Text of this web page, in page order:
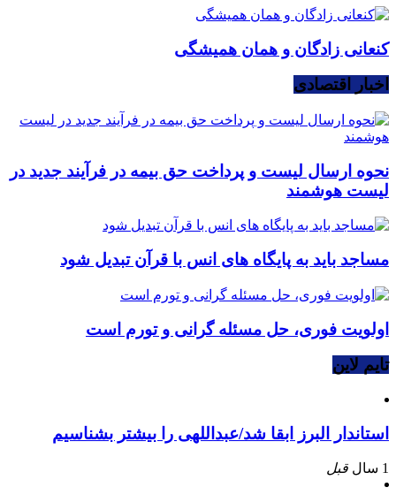
کنعانی زادگان و همان همیشگی
اخبار اقتصادی
نحوه ارسال لیست و پرداخت حق بیمه در فرآیند جدید در
لیست هوشمند
مساجد باید به پایگاه های انس با قرآن تبدیل شود
اولویت فوری، حل مسئله گرانی و تورم است
تایم لاین
استاندار البرز ابقا شد/عبداللهی را بیشتر بشناسیم
1 سال قبل